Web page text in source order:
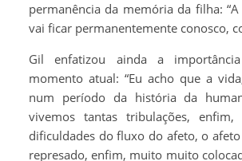
permanência da memória da filha:
vai ficar permanentemente conosco,
Gil enfatizou ainda a
momento atual: “Eu acho que a
num período da história da
vivemos tantas tribulações,
dificuldades do fluxo do afeto, o
represado, enfim, muito muito